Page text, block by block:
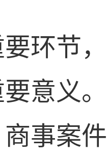
环节
意义
事案